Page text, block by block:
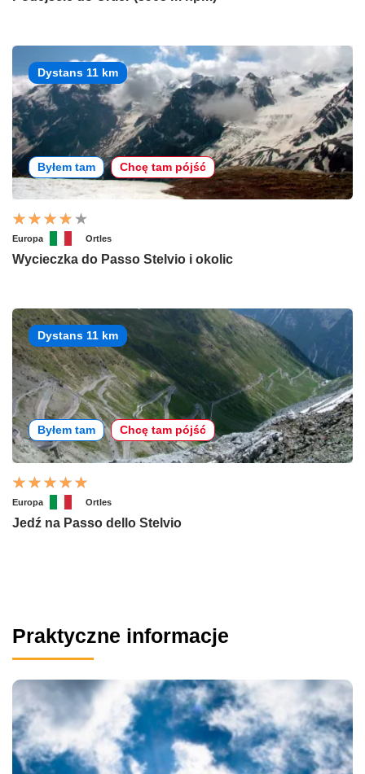
Dystans 11 km
Byłem tam Chcę tam pójść
Europa Ortles
Wycieczka do Passo Stelvio i okolic
Dystans 11 km
Byłem tam Chcę tam pójść
Europa Ortles
Jedź na Passo dello Stelvio
Praktyczne informacje